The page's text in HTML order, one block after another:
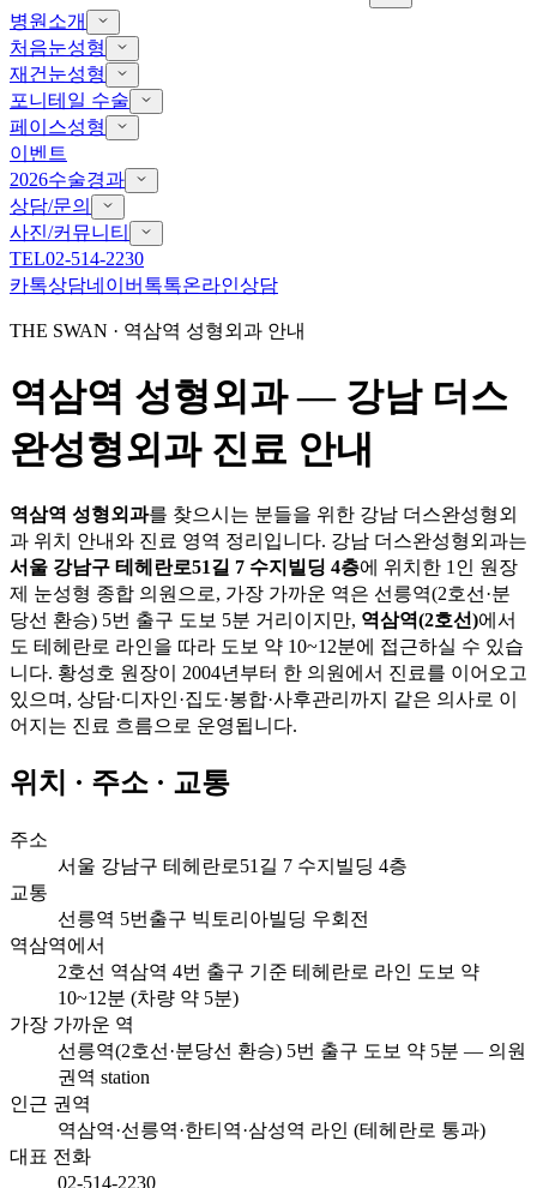
병원소개
처음눈성형
재건눈성형
포니테일 수술
페이스성형
이벤트
2026수술경과
상담/문의
사진/커뮤니티
TEL02-514-2230
카톡상담네이버톡톡온라인상담
THE SWAN · 역삼역 성형외과 안내
역삼역 성형외과 — 강남 더스
완성형외과 진료 안내
역삼역 성형외과를 찾으시는 분들을 위한 강남 더스완성형외
과 위치 안내와 진료 영역 정리입니다. 강남 더스완성형외과는
서울 강남구 테헤란로51길 7 수지빌딩 4층에 위치한 1인 원장
제 눈성형 종합 의원으로, 가장 가까운 역은 선릉역(2호선·분
당선 환승) 5번 출구 도보 5분 거리이지만, 역삼역(2호선)에서
도 테헤란로 라인을 따라 도보 약 10~12분에 접근하실 수 있습
니다. 황성호 원장이 2004년부터 한 의원에서 진료를 이어오고
있으며, 상담·디자인·집도·봉합·사후관리까지 같은 의사로 이
어지는 진료 흐름으로 운영됩니다.
위치 · 주소 · 교통
주소
서울 강남구 테헤란로51길 7 수지빌딩 4층
교통
선릉역 5번출구 빅토리아빌딩 우회전
역삼역에서
2호선 역삼역 4번 출구 기준 테헤란로 라인 도보 약
10~12분 (차량 약 5분)
가장 가까운 역
선릉역(2호선·분당선 환승) 5번 출구 도보 약 5분 — 의원
권역 station
인근 권역
역삼역·선릉역·한티역·삼성역 라인 (테헤란로 통과)
대표 전화
02-514-2230